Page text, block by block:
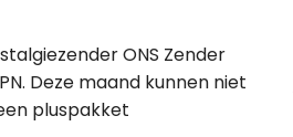
ONS Zender
Deze maand kunnen niet
pluspakket